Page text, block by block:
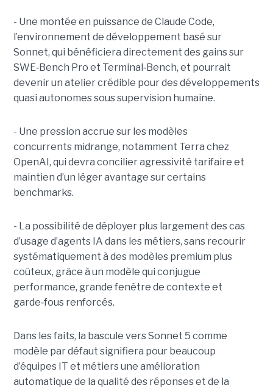
- Une montée en puissance de Claude Code,
l’environnement de développement basé sur
Sonnet, qui bénéficiera directement des gains sur
SWE‑Bench Pro et Terminal‑Bench, et pourrait
devenir un atelier crédible pour des développements
quasi autonomes sous supervision humaine.
- Une pression accrue sur les modèles
concurrents midrange, notamment Terra chez
OpenAI, qui devra concilier agressivité tarifaire et
maintien d’un léger avantage sur certains
benchmarks.
- La possibilité de déployer plus largement des cas
d’usage d’agents IA dans les métiers, sans recourir
systématiquement à des modèles premium plus
coûteux, grâce à un modèle qui conjugue
performance, grande fenêtre de contexte et
garde‑fous renforcés.
Dans les faits, la bascule vers Sonnet 5 comme
modèle par défaut signifiera pour beaucoup
d’équipes IT et métiers une amélioration
automatique de la qualité des réponses et de la